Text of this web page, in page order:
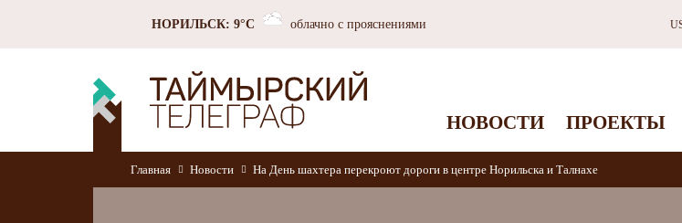
НОРИЛЬСК: 9°C облачно с прояснениями
НОВОСТИ ПРОЕКТЫ
Главная Новости На День шахтера перекроют дороги в центре Норильска и Талнахе